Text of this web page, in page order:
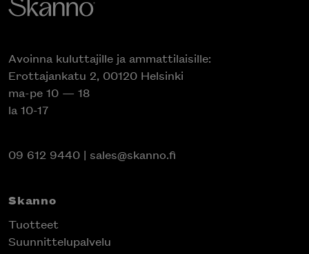
Avoinna kuluttajille ja ammattilaisille:
Erottajankatu 2, 00120 Helsinki
ma-pe 10 — 18
la 10-17
09 612 9440 | sales@skanno.fi
Skanno
Tuotteet
Suunnittelupalvelu